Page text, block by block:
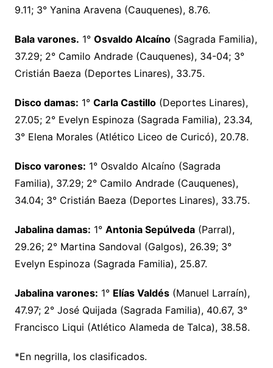
9.11; 3° Yanina Aravena (Cauquenes), 8.76.
Bala varones. 1° Osvaldo Alcaíno(Sagrada Familia),
37.29; 2° Camilo Andrade (Cauquenes), 34-04; 3°
Cristián Baeza (Deportes Linares), 33.75.
Disco damas: 1° Carla Castillo(Deportes Linares),
27.05; 2° Evelyn Espinoza (Sagrada Familia), 23.34,
3° Elena Morales (Atlético Liceo de Curicó), 20.78.
Disco varones: 1° Osvaldo Alcaíno (Sagrada
Familia), 37.29; 2° Camilo Andrade (Cauquenes),
34.04; 3° Cristián Baeza (Deportes Linares), 33.75.
Jabalina damas: 1° Antonia Sepúlveda(Parral),
29.26; 2° Martina Sandoval (Galgos), 26.39; 3°
Evelyn Espinoza (Sagrada Familia), 25.87.
Jabalina varones: 1° Elías Valdés(Manuel Larraín),
47.97; 2° José Quijada (Sagrada Familia), 40.67, 3°
Francisco Liqui (Atlético Alameda de Talca), 38.58.
*En negrilla, los clasificados.